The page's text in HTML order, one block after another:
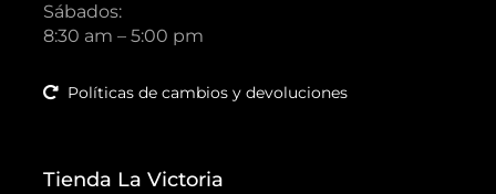
Sábados:
8:30 am – 5:00 pm
Políticas de cambios y devoluciones
Tienda La Victoria